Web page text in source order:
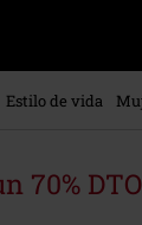
Estilo de vida
70%